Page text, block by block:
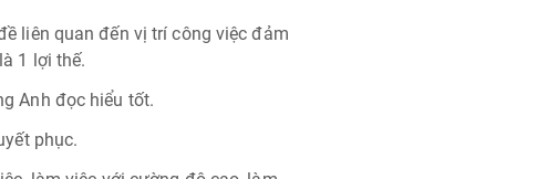
liên quan đến vị trí công việc đảm
1 lợi thế.
Anh đọc hiểu tốt.
phục.